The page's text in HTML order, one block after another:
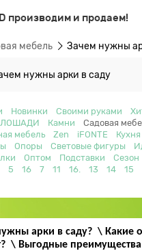
производим и продаем!
мебель Зачем нужны
нужны арки в саду
Новинки Своими руками
ЛОШАДИ Камни Садовая
мебель Zen iFONTE Кухня
Опоры Световые фигуры
Оптом Подставки Сезон
5 16 7 11 16. 13 14 15
арки в саду? \ Какие
\ Выгодные преимущества